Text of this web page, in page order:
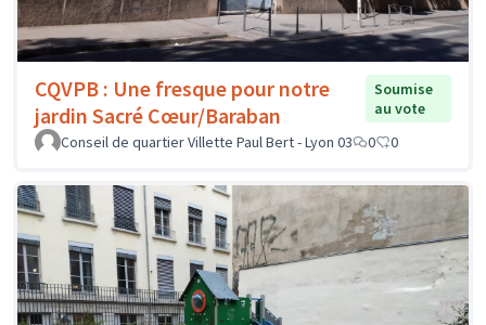
CQVPB : Une fresque pour notre
jardin Sacré Cœur/Baraban
Soumise
au vote
Conseil de quartier Villette Paul Bert - Lyon 03
0 0